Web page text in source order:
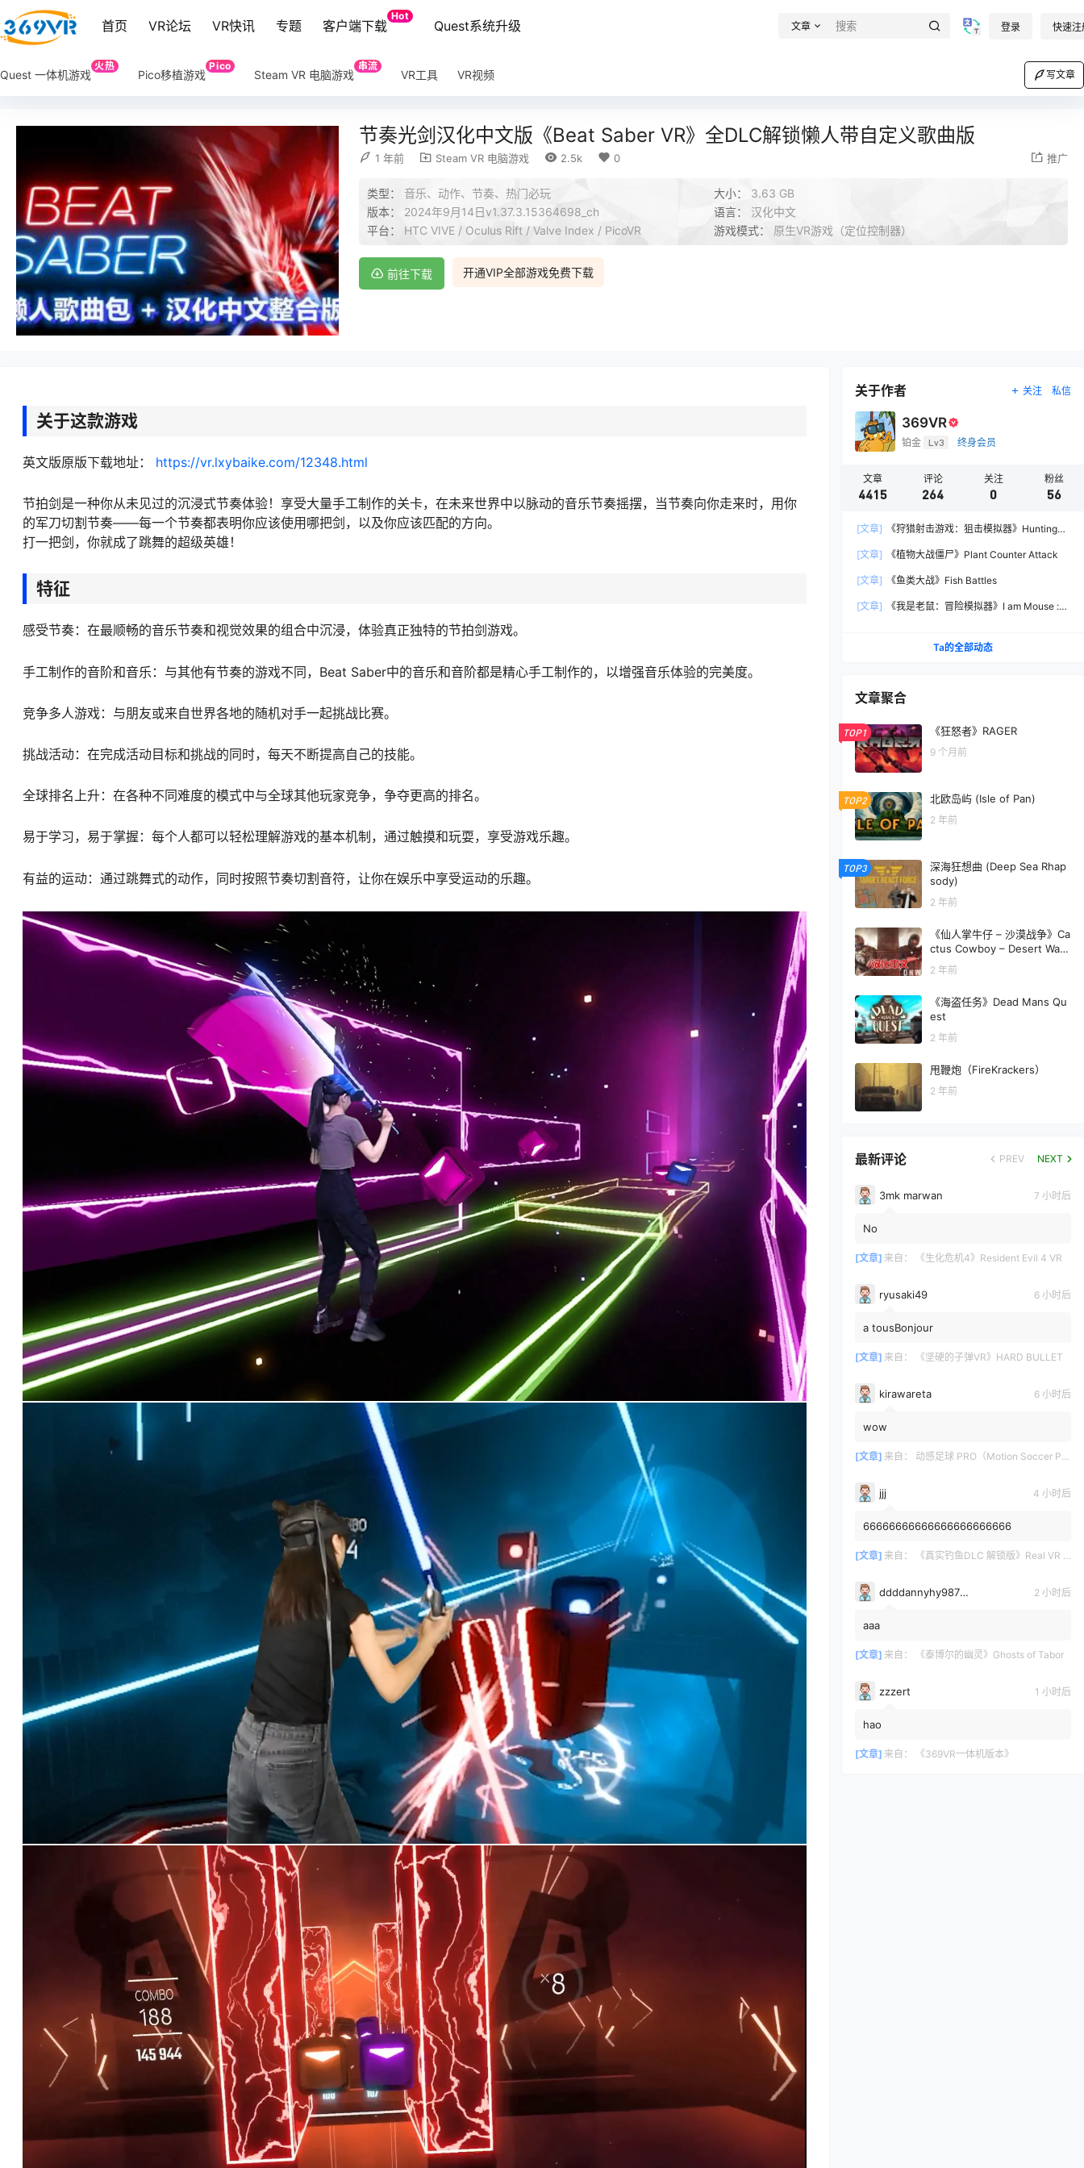
首页 VR论坛 VR快讯 专题 客户端下载
Hot
Quest系统升级 文章 登录 快速注
Quest 一体机游戏
火热
Pico移植游戏
Pico
Steam VR 电脑游戏
串流
VR工具 VR视频 写文章
节奏光剑汉化中文版《Beat Saber VR》全DLC解锁懒人带自定义歌曲版
1 年前 Steam VR 电脑游戏 2.5k 0 推广
类型： 音乐、动作、节奏、热门必玩 大小： 3.63 GB
版本： 2024年9月14日v1.37.3.15364698_ch 语言： 汉化中文
平台： HTC VIVE / Oculus Rift / Valve Index / PicoVR 游戏模式： 原生VR游戏（定位控制器）
开通VIP全部游戏免费下载
前往下载
关于这款游戏
英文版原版下载地址： https://vr.lxybaike.com/12348.html
节拍剑是一种你从未见过的沉浸式节奏体验！享受大量手工制作的关卡，在未来世界中以脉动的音乐节奏摇摆，当节奏向你走来时，用你
的军刀切割节奏——每一个节奏都表明你应该使用哪把剑，以及你应该匹配的方向。
打一把剑，你就成了跳舞的超级英雄！
特征
感受节奏：在最顺畅的音乐节奏和视觉效果的组合中沉浸，体验真正独特的节拍剑游戏。
手工制作的音阶和音乐：与其他有节奏的游戏不同，Beat Saber中的音乐和音阶都是精心手工制作的，以增强音乐体验的完美度。
竞争多人游戏：与朋友或来自世界各地的随机对手一起挑战比赛。
挑战活动：在完成活动目标和挑战的同时，每天不断提高自己的技能。
全球排名上升：在各种不同难度的模式中与全球其他玩家竞争，争夺更高的排名。
易于学习，易于掌握：每个人都可以轻松理解游戏的基本机制，通过触摸和玩耍，享受游戏乐趣。
有益的运动：通过跳舞式的动作，同时按照节奏切割音符，让你在娱乐中享受运动的乐趣。
关于作者 关注 私信
369VR
铂金 Lv3 终身会员
文章
4415
评论
264
关注
0
粉丝
56
[文章]
《狩猎射击游戏：狙击模拟器》Hunting
[文章]
《植物大战僵尸》Plant Counter Attack
[文章] 《鱼类大战》Fish Battles
[文章]
《我是老鼠：冒险模拟器》I am Mouse :
Ta的全部动态
文章聚合
TOP1 《狂怒者》RAGER
9 个月前
TOP2 北欧岛屿 (Isle of Pan)
2 年前
TOP3
深海狂想曲 (Deep Sea Rhap
sody)
2 年前
《仙人掌牛仔 – 沙漠战争》Ca
ctus Cowboy – Desert Warf
are
2 年前
《海盗任务》Dead Mans Qu
est
2 年前
甩鞭炮（FireKrackers）
2 年前
最新评论 PREV NEXT
3mk marwan 7 小时后
No
[文章] 来自： 《生化危机4》Resident Evil 4 VR
ryusaki49 6 小时后
a tousBonjour
[文章] 来自： 《坚硬的子弹VR》HARD BULLET
kirawareta 6 小时后
wow
[文章] 来自： 动感足球 PRO（Motion Soccer PRO）
jjj 4 小时后
66666666666666666666666
[文章] 来自： 《真实钓鱼DLC 解锁版》Real VR Fishing DLC
ddddannyhy987878 2 小时后
aaa
[文章] 来自： 《泰博尔的幽灵》Ghosts of Tabor
zzzert 1 小时后
hao
[文章] 来自： 《369VR一体机版本》